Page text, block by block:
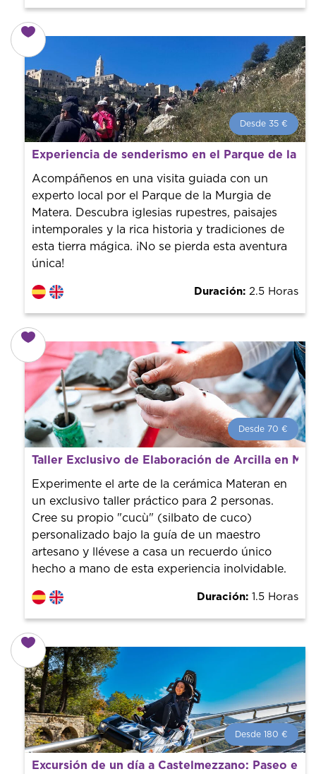
Desde 35 €
Desde 35 € por persona.
¡Reserva con nosotros! Colaboramos con los mejores
guías de la ciudad para tener el mejor precio y servicio.
Experiencia de senderismo en el Parque de la
Acompáñenos en una visita guiada con un
experto local por el Parque de la Murgia de
Matera. Descubra iglesias rupestres, paisajes
intemporales y la rica historia y tradiciones de
esta tierra mágica. ¡No se pierda esta aventura
única!
Duración: 2.5 Horas
Desde 70 €
Desde 70 € por persona.
guías de la ciudad para tener el mejor precio y servicio.
Taller Exclusivo de Elaboración de Arcilla en
Experimente el arte de la cerámica Materan en
un exclusivo taller práctico para 2 personas.
Cree su propio "cucù" (silbato de cuco)
personalizado bajo la guía de un maestro
artesano y llévese a casa un recuerdo único
hecho a mano de esta experiencia inolvidable.
Duración: 1.5 Horas
Desde 180 €
Desde 180 €
por persona.
Excursión de un día a Castelmezzano: Paseo en